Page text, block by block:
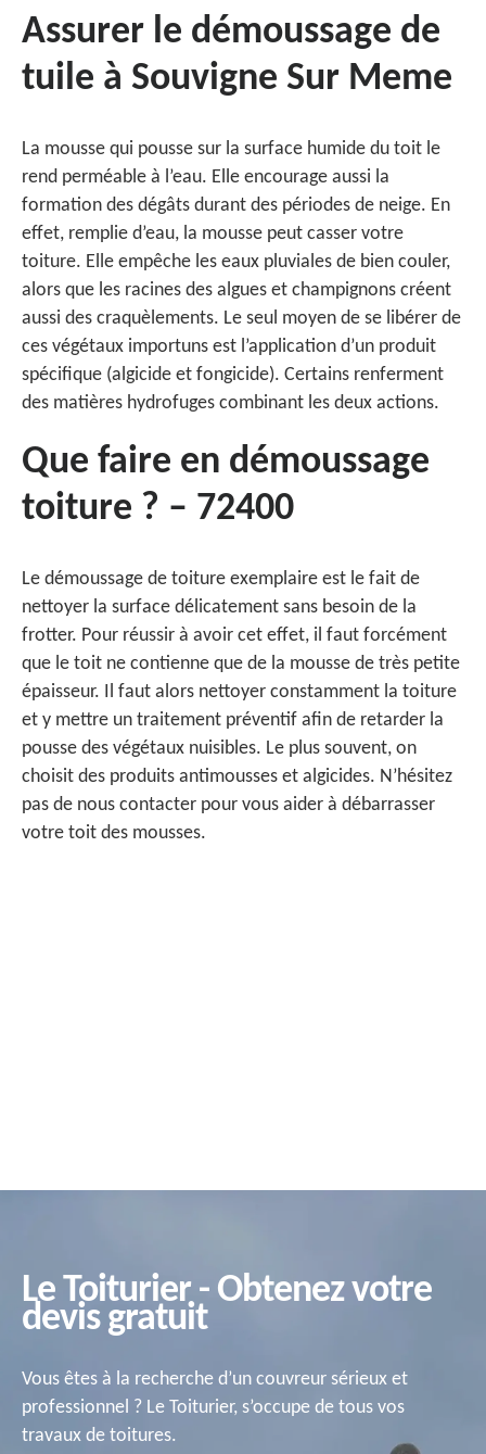
Assurer le démoussage de
tuile à Souvigne Sur Meme
La mousse qui pousse sur la surface humide du toit le
rend perméable à l’eau. Elle encourage aussi la
formation des dégâts durant des périodes de neige. En
effet, remplie d’eau, la mousse peut casser votre
toiture. Elle empêche les eaux pluviales de bien couler,
alors que les racines des algues et champignons créent
aussi des craquèlements. Le seul moyen de se libérer de
ces végétaux importuns est l’application d’un produit
spécifique (algicide et fongicide). Certains renferment
des matières hydrofuges combinant les deux actions.
Que faire en démoussage
toiture ? – 72400
Le démoussage de toiture exemplaire est le fait de
nettoyer la surface délicatement sans besoin de la
frotter. Pour réussir à avoir cet effet, il faut forcément
que le toit ne contienne que de la mousse de très petite
épaisseur. Il faut alors nettoyer constamment la toiture
et y mettre un traitement préventif afin de retarder la
pousse des végétaux nuisibles. Le plus souvent, on
choisit des produits antimousses et algicides. N’hésitez
pas de nous contacter pour vous aider à débarrasser
votre toit des mousses.
Le Toiturier - Obtenez votre
devis gratuit
Vous êtes à la recherche d’un couvreur sérieux et
professionnel ? Le Toiturier, s’occupe de tous vos
travaux de toitures.